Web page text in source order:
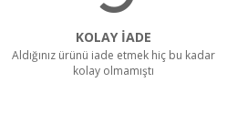
KOLAY İADE
Aldığınız ürünü iade etmek hiç bu kadar
kolay olmamıştı